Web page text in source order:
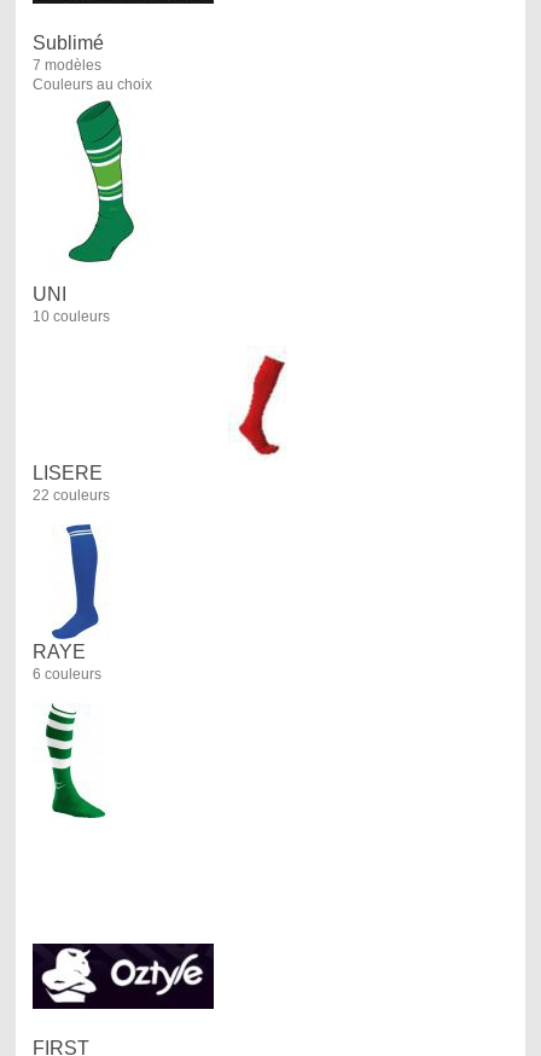
Sublimé
7 modèles
Couleurs au choix
UNI
10 couleurs
LISERE
22 couleurs
RAYE
6 couleurs
FIRST